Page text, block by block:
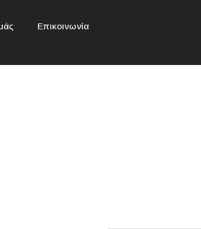
Επικοινωνία